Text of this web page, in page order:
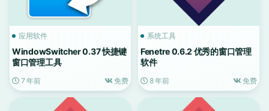
应用软件
WindowSwitcher 0.37 快捷键
窗口管理工具
7 年前 免费
系统工具
Fenetre 0.6.2 优秀的窗口管理
软件
8 年前 免费